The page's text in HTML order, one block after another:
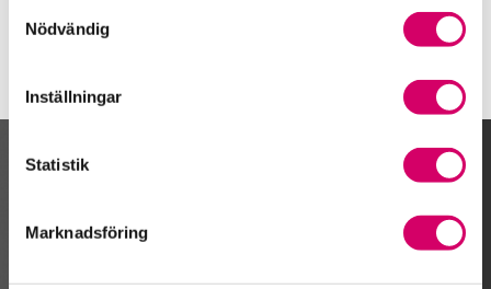
Nödvändig
Inställningar
Statistik
Marknadsföring
Kalendarium